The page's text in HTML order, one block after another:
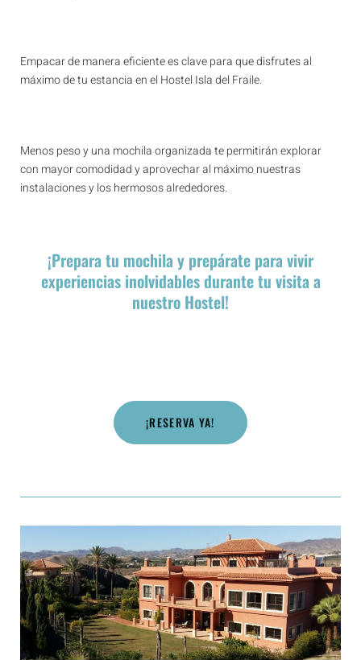
Empacar de manera eficiente es clave para que disfrutes al
máximo de tu estancia en el Hostel Isla del Fraile.
Menos peso y una mochila organizada te permitirán explorar
con mayor comodidad y aprovechar al máximo nuestras
instalaciones y los hermosos alrededores.
¡Prepara tu mochila y prepárate para vivir
experiencias inolvidables durante tu visita a
nuestro Hostel!
¡RESERVA YA!